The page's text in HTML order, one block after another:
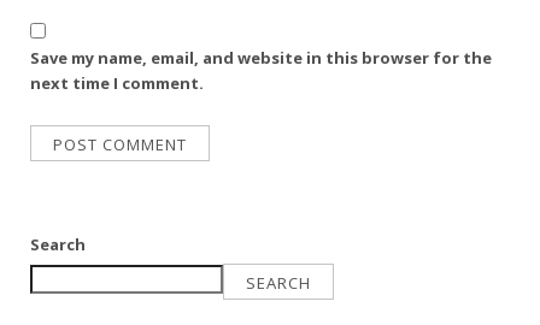
Save my name, email, and website in this browser for the
next time I comment.
Search
SEARCH